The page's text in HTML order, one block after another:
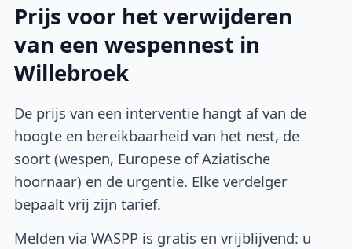
Prijs voor het verwijderen
van een wespennest in
Willebroek
De prijs van een interventie hangt af van de
hoogte en bereikbaarheid van het nest, de
soort (wespen, Europese of Aziatische
hoornaar) en de urgentie. Elke verdelger
bepaalt vrij zijn tarief.
Melden via WASPP is gratis en vrijblijvend: u